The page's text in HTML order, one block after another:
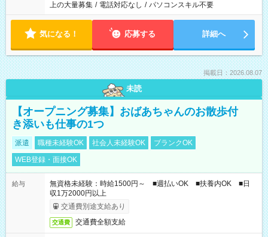
上の大量募集 / 電話対応なし / パソコンスキル不要
気になる！ 応募する 詳細へ
掲載日：2026.08.07
未読
【オープニング募集】おばあちゃんのお散歩付
き添いも仕事の1つ
派遣 職種未経験OK 社会人未経験OK
ブランクOK
WEB登録・面接OK
給与
無資格未経験：時給1500円～ ■週払いOK ■扶養内OK ■日
収1万2000円以上
交通費別途支給あり
交通費 交通費全額支給